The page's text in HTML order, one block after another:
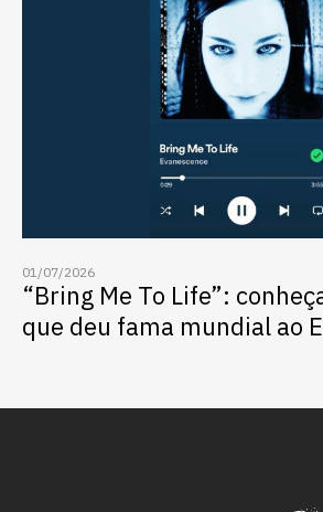
01/07/2026
“Bring Me To Life”:
que deu fama mundial ao